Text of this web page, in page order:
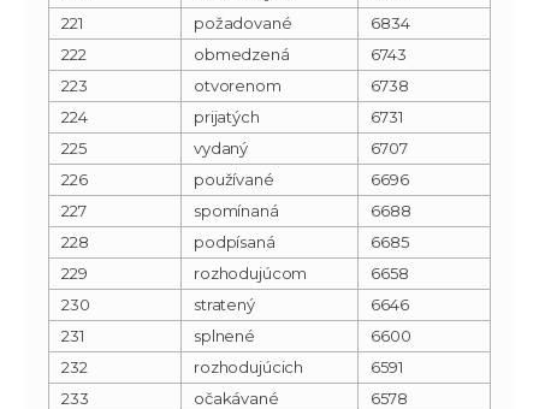
221
požadované
6834
222
obmedzená
6743
223
otvorenom
6738
224
prijatých
6731
225
vydaný
6707
226
používané
6696
227
spomínaná
6688
228
podpísaná
6685
229
rozhodujúcom
6658
230
stratený
6646
231
splnené
6600
232
rozhodujúcich
6591
233
očakávané
6578